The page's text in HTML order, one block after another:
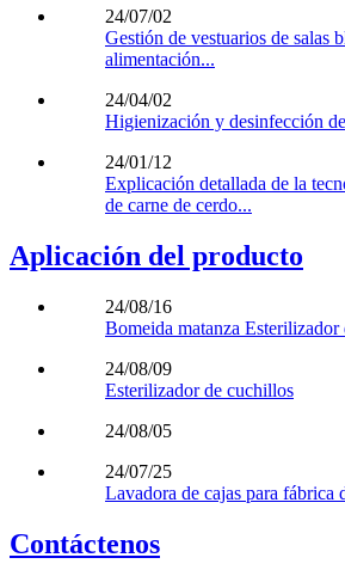
24/07/02
Gestión de vestuarios de salas
alimentación...
24/04/02
Higienización y desinfección
24/01/12
Explicación detallada de la
de carne de cerdo...
Aplicación del producto
24/08/16
Bomeida matanza
24/08/09
Esterilizador de cuchillos
24/08/05
24/07/25
Lavadora de cajas para fábrica
Contáctenos